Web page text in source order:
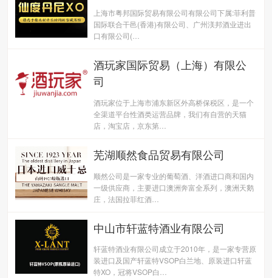
上海市粤邦国际贸易有限公司有限公司下属:菲利普
国际联合干邑(香港)有限公司、广州渼邦酒业进出
口有限公司(…
酒玩家国际贸易（上海）有限公
司
酒玩家位于上海市浦东新区外高桥保税区，是一个
全渠道平台性酒类运营品牌，我们有自营的天猫
店，淘宝店，京东第…
芜湖顺然食品贸易有限公司
顺然公司是一家专业的葡萄酒、洋酒进口商和国内
一级供应商，主要进口澳洲奔富全系列，澳洲天鹅
庄，法国拉菲红酒…
中山市轩蓝特酒业有限公司
轩蓝特酒业有限公司成立于2010年，是一家专营原
装进口及国产轩蓝特VSOP白兰地、原装进口轩蓝
特XO，冠将VSOP白…